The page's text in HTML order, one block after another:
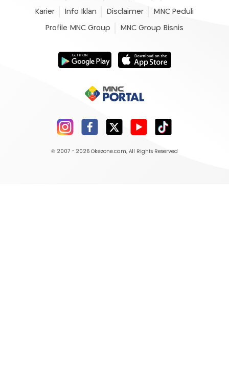
Karier Info Iklan Disclaimer MNC Peduli
Profile MNC Group MNC Group Bisnis
© 2007 - 2026 Okezone.com, All Rights Reserved